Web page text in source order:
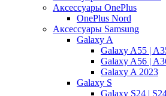
Аксессуары OnePlus
OnePlus Nord
Аксессуары Samsung
Galaxy A
Galaxy A55 |
Galaxy A56 |
Galaxy A 2023
Galaxy S
Galaxy S24 |